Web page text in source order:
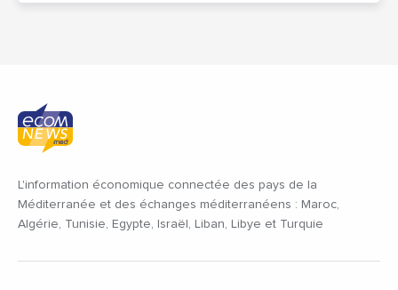
L'information économique connectée des pays de la
Méditerranée et des échanges méditerranéens : Maroc,
Algérie, Tunisie, Egypte, Israël, Liban, Libye et Turquie